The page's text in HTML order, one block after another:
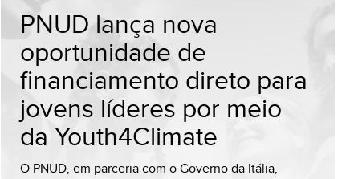
PNUD lança nova
oportunidade de
financiamento direto para
jovens líderes por meio
da Youth4Climate
O PNUD, em parceria com o Governo da Itália,